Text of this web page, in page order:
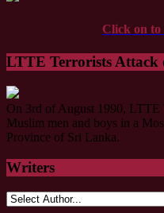
Click on to
LTTE Terrorists Attack
On 3rd of August 1990, LTTE
Muslim men and boys in a
Province of Sri Lanka.
Writers